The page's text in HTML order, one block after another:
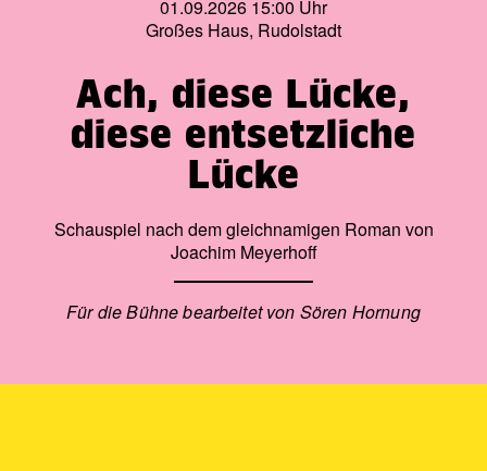
Coelho, Geiger aus den Reihen der Berliner
Philharmoniker, und der uns schon bekannten
brasilianischen Dirigentin Ligia Amadio.
01.09.2026 15:00 Uhr
Großes Haus, Rudolstadt
Ach, diese Lücke,
diese entsetzliche
Lücke
Schauspiel nach dem gleichnamigen Roman von
Joachim Meyerhoff
Für die Bühne bearbeitet von Sören Hornung